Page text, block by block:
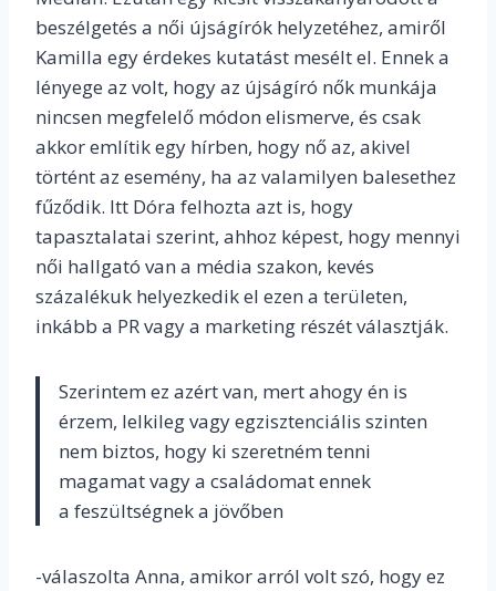
beszélgetés a női újságírók helyzetéhez, amiről
Kamilla egy érdekes kutatást mesélt el. Ennek a
lényege az volt, hogy az újságíró nők munkája
nincsen megfelelő módon elismerve, és csak
akkor említik egy hírben, hogy nő az, akivel
történt az esemény, ha az valamilyen balesethez
fűződik. Itt Dóra felhozta azt is, hogy
tapasztalatai szerint, ahhoz képest, hogy mennyi
női hallgató van a média szakon, kevés
százalékuk helyezkedik el ezen a területen,
inkább a PR vagy a marketing részét választják.
Szerintem ez azért van, mert ahogy én is
érzem, lelkileg vagy egzisztenciális szinten
nem biztos, hogy ki szeretném tenni
magamat vagy a családomat ennek
a feszültségnek a jövőben
-válaszolta Anna, amikor arról volt szó, hogy ez